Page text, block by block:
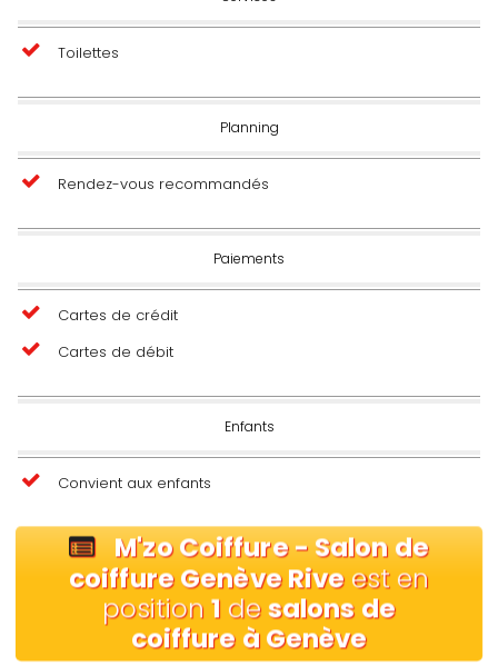
Toilettes
Planning
Rendez-vous recommandés
Paiements
Cartes de crédit
Cartes de débit
Enfants
Convient aux enfants
M'zo Coiffure - Salon de
coiffure Genève Riveest en
position1 desalons de
coiffure à Genève